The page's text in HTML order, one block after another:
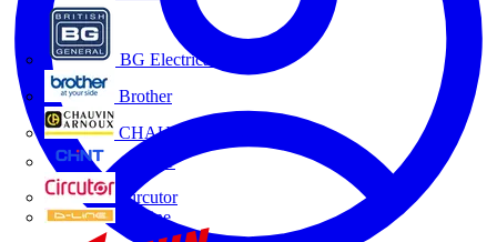
BG Electrical
Brother
CHAUVIN ARNOUX
CHINT
Circutor
D-Line